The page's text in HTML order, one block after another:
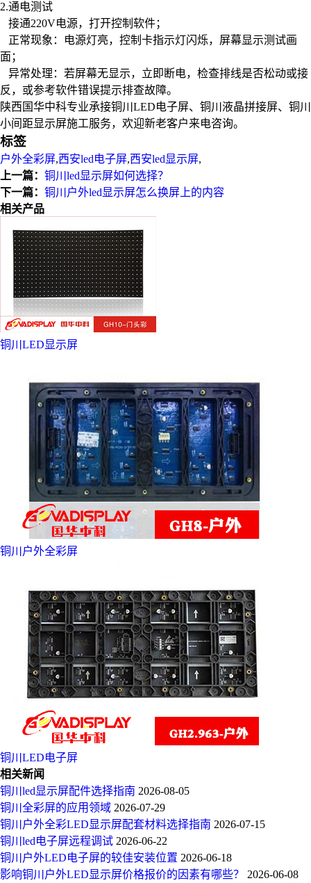
2.‌通电测试‌
接通220V电源，打开控制软件；
‌ 正常现象‌：电源灯亮，控制卡指示灯闪烁，屏幕显示测试画
面；
‌ 异常处理‌：若屏幕无显示，立即断电，检查排线是否松动或接
反，或参考软件错误提示排查故障。
陕西国华中科专业承接铜川LED电子屏、铜川液晶拼接屏、铜川
小间距显示屏施工服务，欢迎新老客户来电咨询。
标签
户外全彩屏,西安led电子屏,西安led显示屏,
上一篇： 铜川led显示屏如何选择？
下一篇： 铜川户外led显示屏怎么换屏上的内容
相关产品
铜川LED显示屏
铜川户外全彩屏
铜川LED电子屏
相关新闻
铜川led显示屏配件选择指南 2026-08-05
铜川全彩屏的应用领域 2026-07-29
铜川户外全彩LED显示屏配套材料选择指南 2026-07-15
铜川led电子屏远程调试 2026-06-22
铜川户外LED电子屏的较佳安装位置 2026-06-18
影响铜川户外LED显示屏价格报价的因素有哪些？ 2026-06-08